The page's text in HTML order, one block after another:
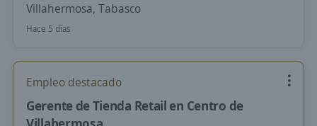
Villahermosa, Tabasco
Hace 5 días
Empleo destacado
Gerente de Tienda Retail en Centro de